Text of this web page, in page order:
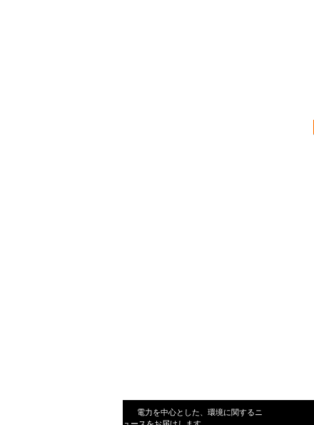
電力を中心とした、環境に関するニ